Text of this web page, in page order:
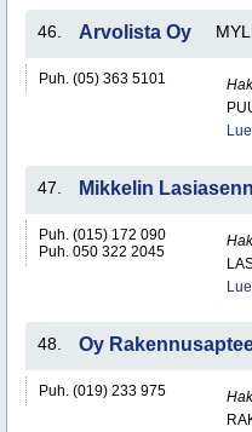
46. Arvolista Oy
Puh. (05) 363 5101
47. Mikkelin
Puh. (015) 172 090
Puh. 050 322 2045
48. Oy
Puh. (019) 233 975